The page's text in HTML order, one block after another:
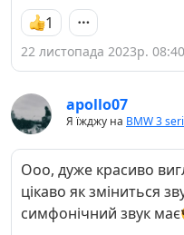
1
22 листопада 2023р. 08:40
apollo07
Я їжджу на BMW 3
Ооо, дуже красиво
цікаво як зміниться
симфонічний звук